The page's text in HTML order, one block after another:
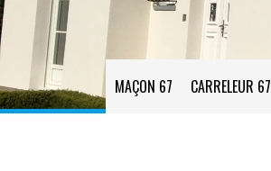
MAÇON 67 CARRELEUR 67